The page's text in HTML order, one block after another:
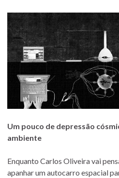
Um pouco de de­pres­são
ambiente
Enquanto Carlos Oliveira vai
apa­nhar um au­to­carro es­pa­cial